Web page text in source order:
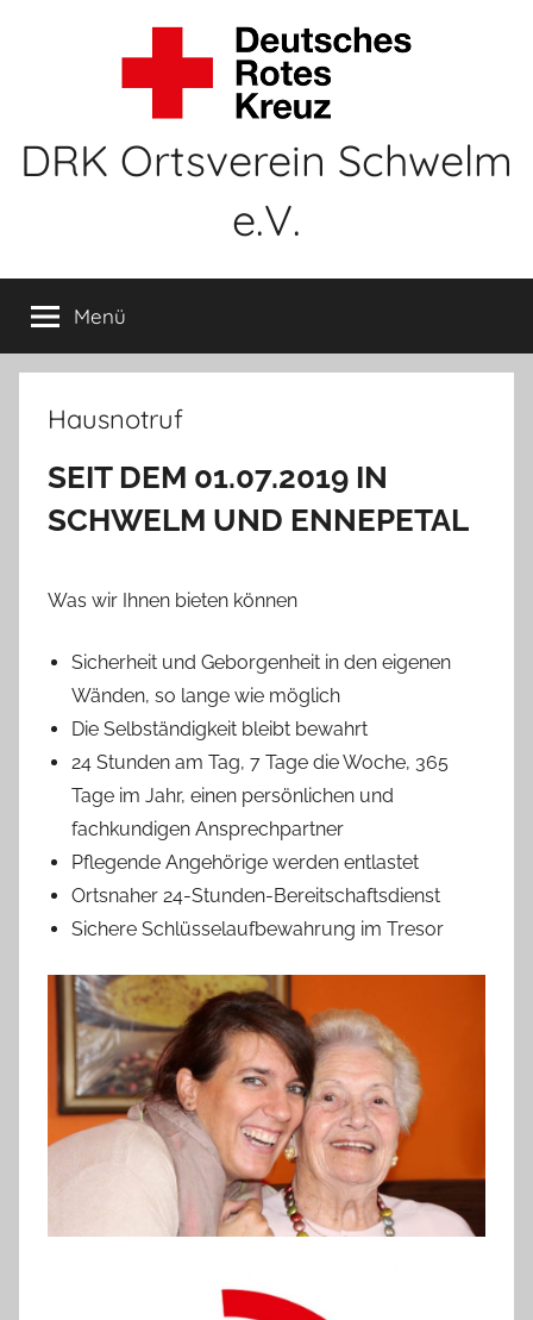
DRK Ortsverein Schwelm
e.V.
Menü
Hausnotruf
SEIT DEM 01.07.2019 IN
SCHWELM UND ENNEPETAL
Was wir Ihnen bieten können
Sicherheit und Geborgenheit in den eigenen
Wänden, so lange wie möglich
Die Selbständigkeit bleibt bewahrt
24 Stunden am Tag, 7 Tage die Woche, 365
Tage im Jahr, einen persönlichen und
fachkundigen Ansprechpartner
Pflegende Angehörige werden entlastet
Ortsnaher 24-Stunden-Bereitschaftsdienst
Sichere Schlüsselaufbewahrung im Tresor